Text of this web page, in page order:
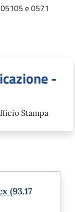
e 0571
-
Stampa
(93.17